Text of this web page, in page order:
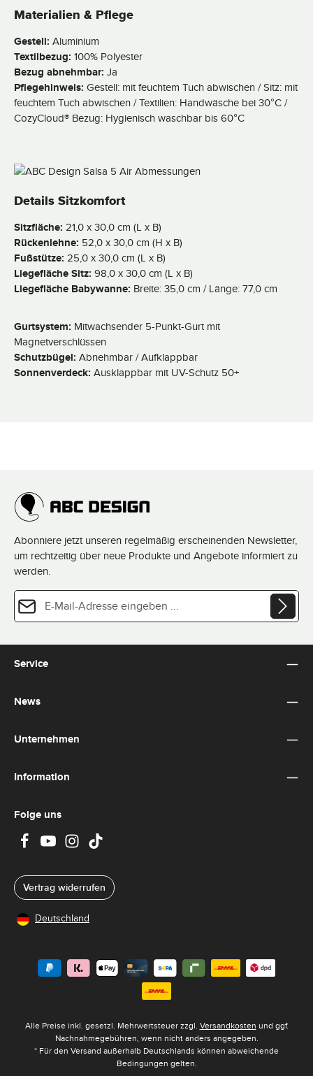
Materialien & Pflege
Gestell: Aluminium
Textilbezug: 100% Polyester
Bezug abnehmbar: Ja
Pflegehinweis: Gestell: mit feuchtem Tuch abwischen / Sitz: mit
feuchtem Tuch abwischen / Textilien: Handwäsche bei 30°C /
CozyCloud® Bezug: Hygienisch waschbar bis 60°C
Details Sitzkomfort
Sitzfläche: 21,0 x 30,0 cm (L x B)
Rückenlehne: 52,0 x 30,0 cm (H x B)
Fußstütze: 25,0 x 30,0 cm (L x B)
Liegefläche Sitz: 98,0 x 30,0 cm (L x B)
Liegefläche Babywanne: Breite: 35,0 cm / Länge: 77,0 cm
Gurtsystem: Mitwachsender 5-Punkt-Gurt mit
Magnetverschlüssen
Schutzbügel: Abnehmbar / Aufklappbar
Sonnenverdeck: Ausklappbar mit UV-Schutz 50+
Abonniere jetzt unseren regelmäßig erscheinenden Newsletter,
um rechtzeitig über neue Produkte und Angebote informiert zu
werden.
E-Mail-Adresse*
Ich habe die
Die mit einem Stern (*) markierten Felder sind Pflichtfelder.
Service
News
Unternehmen
Information
Folge uns
Vertrag widerrufen
Deutschland
Alle Preise inkl. gesetzl. Mehrwertsteuer zzgl. Versandkosten und ggf.
Nachnahmegebühren, wenn nicht anders angegeben.
* Für den Versand außerhalb Deutschlands können abweichende
Bedingungen gelten.